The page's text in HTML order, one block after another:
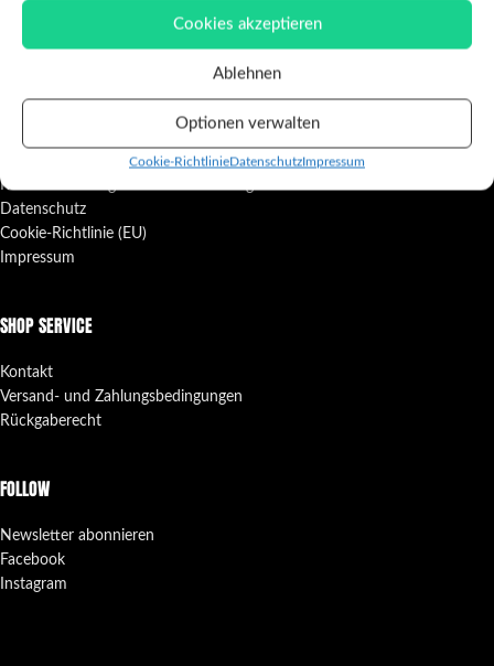
Cookies akzeptieren
Ablehnen
Optionen verwalten
Cookie-RichtlinieDatenschutzImpressum
Lächerlich”. Bedruckt auf schwarzem
Baumwollstoff. Maße des Drucks: ca.
gewobener Aufnäher. Somit kann
man nun auch auf seiner Lederjacke
oder anderen diversen
Kleidungsstücken
Allgemeine Geschäftsbedingungen
Richtlinie zur angemessenen Nutzung
Datenschutz
Cookie-Richtlinie (EU)
Impressum
SHOP SERVICE
Kontakt
Versand- und Zahlungsbedingungen
Rückgaberecht
FOLLOW
Newsletter abonnieren
Facebook
Instagram